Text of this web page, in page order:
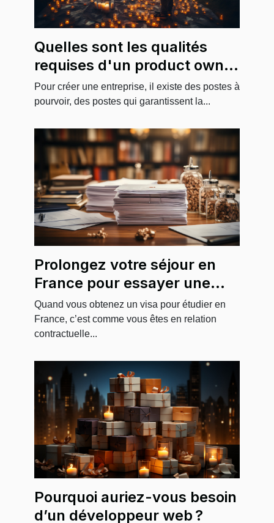
Quelles sont les qualités
requises d'un product owner
?
Pour créer une entreprise, il existe des postes à
pourvoir, des postes qui garantissent la...
Prolongez votre séjour en
France pour essayer une
insertion professionnelle :
est-ce possible ?
Quand vous obtenez un visa pour étudier en
France, c’est comme vous êtes en relation
contractuelle...
Pourquoi auriez-vous besoin
d’un développeur web ?